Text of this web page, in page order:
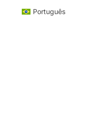
Português